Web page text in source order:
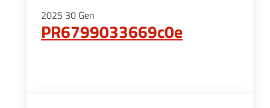
2025 30 Gen
PR6799033669c0e